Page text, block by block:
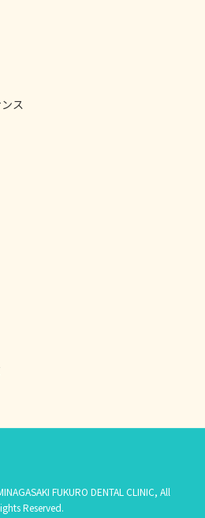
ス
FUKURO DENTAL CLINIC, All
Reserved.